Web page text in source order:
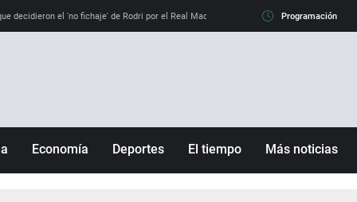
decidieron el 'no fichaje' de Rodri por el Real Madrid y su 'sí' al Barça La llamada
Programación
Economía Deportes El tiempo Más noticias